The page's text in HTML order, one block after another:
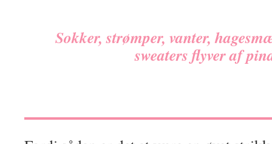
Sokker, strømper, vanter,
sweaters flyver af